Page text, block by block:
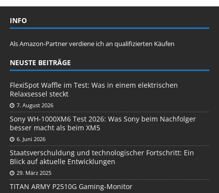
INFO
Als Amazon-Partner verdiene ich an qualifizierten Käufen
NEUSTE BEITRÄGE
FlexiSpot Waffle im Test: Was in einem elektrischen
Relaxsessel steckt
7. August 2026
Sony WH-1000XM6 Test 2026: Was Sony beim Nachfolger
besser macht als beim XM5
6. Juni 2026
Staatsverschuldung und technologischer Fortschritt: Ein
Blick auf aktuelle Entwicklungen
29. März 2025
TITAN ARMY P2510G Gaming-Monitor